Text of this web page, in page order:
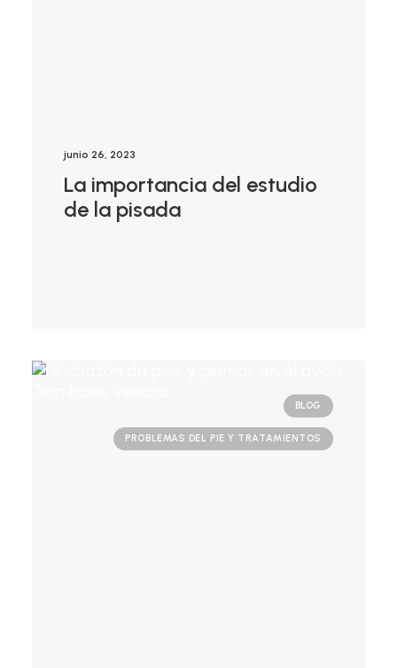
junio 26, 2023
La importancia del estudio
de la pisada
BLOG
PROBLEMAS DEL PIE Y TRATAMIENTOS